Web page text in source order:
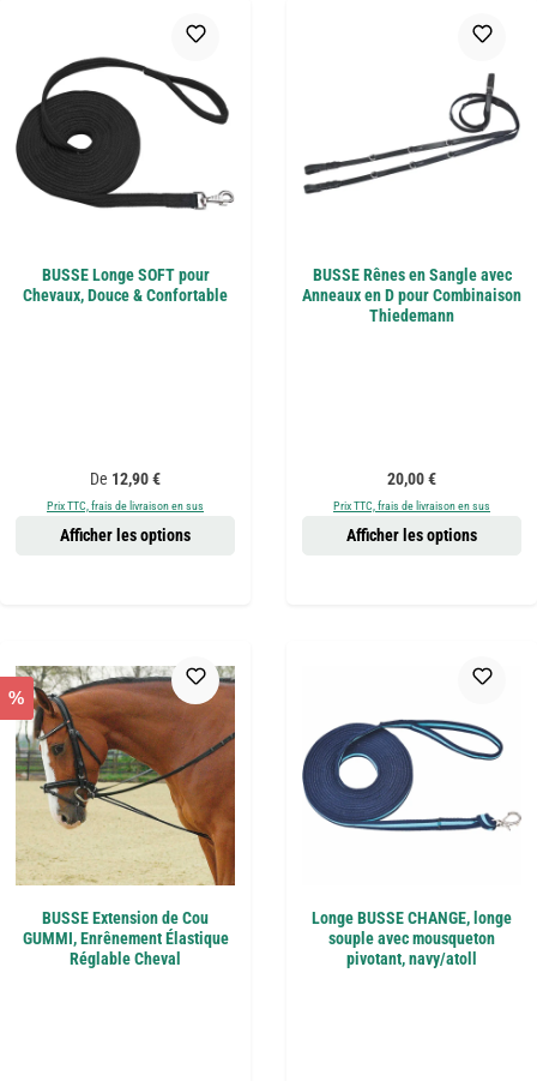
BUSSE Longe SOFT pour
Chevaux, Douce & Confortable
Prix régulier :
De 12,90 €
Prix TTC, frais de livraison en sus
Afficher les options
BUSSE Rênes en Sangle avec
Anneaux en D pour Combinaison
Thiedemann
Prix régulier :
20,00 €
Prix TTC, frais de livraison en sus
Afficher les options
%
BUSSE Extension de Cou
GUMMI, Enrênement Élastique
Réglable Cheval
Longe BUSSE CHANGE, longe
souple avec mousqueton
pivotant, navy/atoll